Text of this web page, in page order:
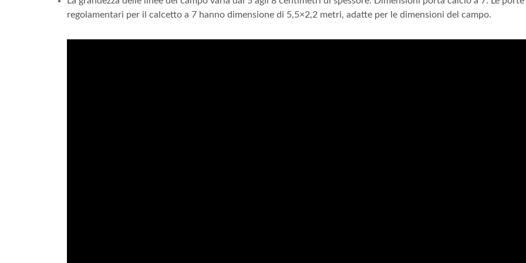
regolamentari per il calcetto a 7 hanno dimensione di 5,5×2,2 metri, adatte per le dimensioni del campo.